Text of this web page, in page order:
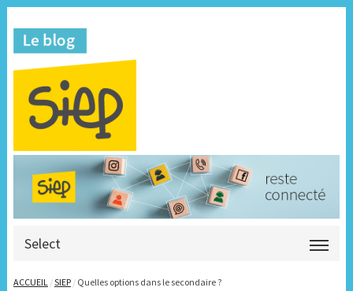
Select
ACCUEIL /SIEP / Quelles options dans le secondaire ?